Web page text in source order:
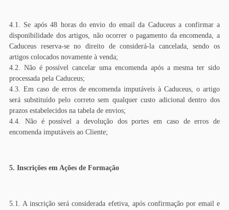
4.1. Se após 48 horas do envio do email da Caduceus a confirmar a
disponibilidade dos artigos, não ocorrer o pagamento da encomenda, a
Caduceus reserva-se no direito de considerá-la cancelada, sendo os
artigos colocados novamente à venda;
4.2. Não é possível cancelar uma encomenda após a mesma ter sido
processada pela Caduceus;
4.3. Em caso de erros de encomenda imputáveis à Caduceus, o artigo
será substituído pelo correto sem qualquer custo adicional dentro dos
prazos estabelecidos na tabela de envios;
4.4. Não é possível a devolução dos portes em caso de erros de
encomenda imputáveis ao Cliente;
5. Inscrições em Ações de Formação
5.1. A inscrição será considerada efetiva, após confirmação por email e